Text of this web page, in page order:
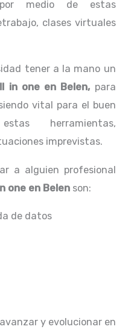
medio de estas
clases virtuales
tener a la mano un
in one en Belen, para
vital para el buen
herramientas,
imprevistas.
a alguien profesional
one en Belen son:
de datos
y evolucionar en